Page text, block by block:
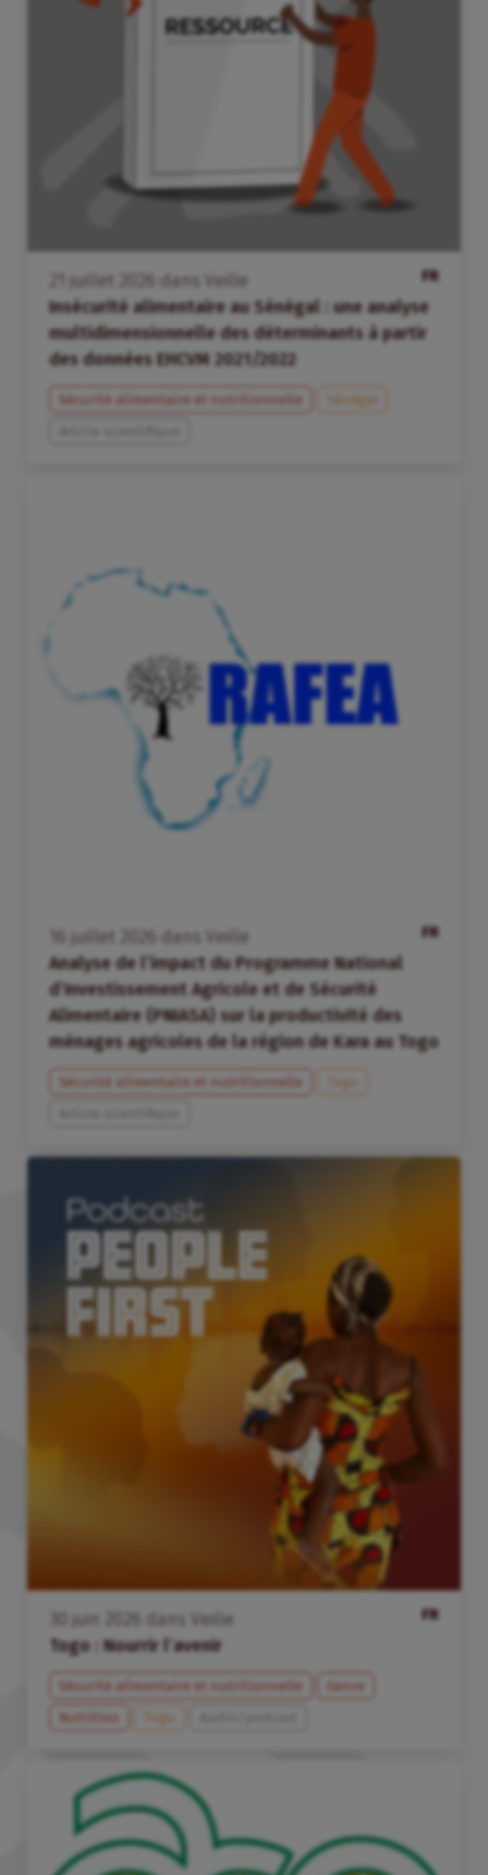
FR
juillet dans
Veille
Insécurité alimentaire au Sénégal : une analyse
multidimensionnelle des déterminants à partir
des données EHCVM 2021/2022
Sécurité alimentaire et nutritionnelle
Sénégal
FR
juillet dans
Veille
Analyse de l’impact du Programme National
d’Investissement Agricole et de Sécurité
Alimentaire (PNIASA) sur la productivité des
ménages agricoles de la région de Kara au Togo
Sécurité alimentaire et nutritionnelle
Togo
FR
juin dans
Veille
Togo : Nourrir l’avenir
Sécurité alimentaire et nutritionnelle
Genre
Nutrition
Togo